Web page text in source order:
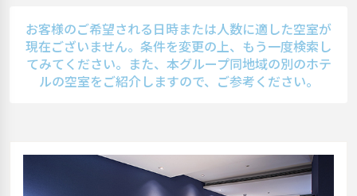
お客様のご希望される日時または人数に適した空室が
現在ございません。条件を変更の上、もう一度検索し
てみてください。また、本グループ同地域の別のホテ
ルの空室をご紹介しますので、ご参考ください。